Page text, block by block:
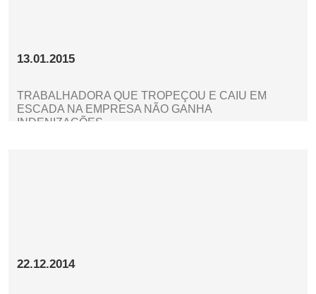
13.01.2015
TRABALHADORA QUE TROPEÇOU E CAIU EM
ESCADA NA EMPRESA NÃO GANHA
INDENIZAÇÕES
22.12.2014